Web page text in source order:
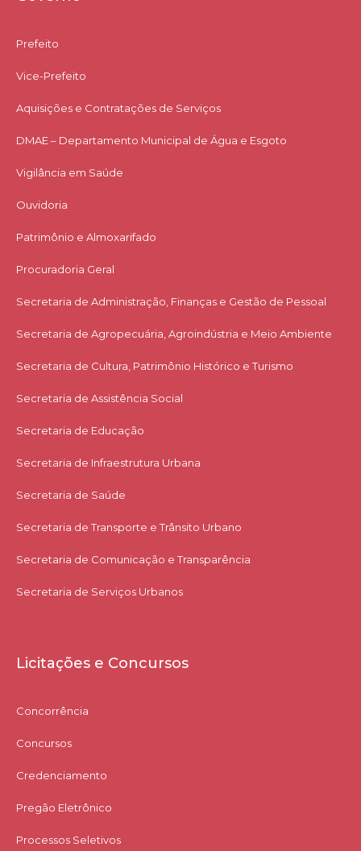
Prefeito
Vice-Prefeito
Aquisições e Contratações de Serviços​
DMAE – Departamento Municipal de Água e Esgoto
Vigilância em Saúde
Ouvidoria
Patrimônio e Almoxarifado
Procuradoria Geral
Secretaria de Administração, Finanças e Gestão de Pessoal
Secretaria de Agropecuária, Agroindústria e Meio Ambiente
Secretaria de Cultura, Patrimônio Histórico e Turismo
Secretaria de Assistência Social
Secretaria de Educação
Secretaria de Infraestrutura Urbana
Secretaria de Saúde
Secretaria de Transporte e Trânsito Urbano
Secretaria de Comunicação e Transparência
Secretaria de Serviços Urbanos
Licitações e Concursos
Concorrência
Concursos
Credenciamento
Pregão Eletrônico
Processos Seletivos